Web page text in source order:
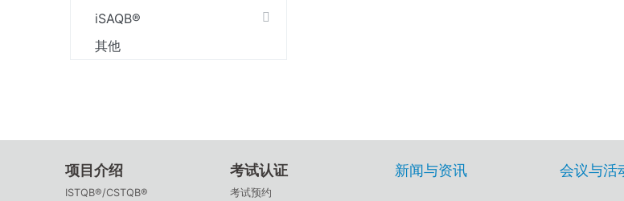
iSAQB®
其他
项目介绍
ISTQB®/CSTQB®
考试认证
考试预约
新闻与资讯 会议与活